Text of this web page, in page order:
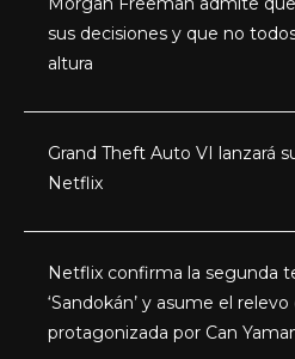
sus decisiones y que no
altura
Grand Theft Auto VI lanzará
Netflix
Netflix confirma la segunda
‘Sandokán’ y asume el
protagonizada por Can